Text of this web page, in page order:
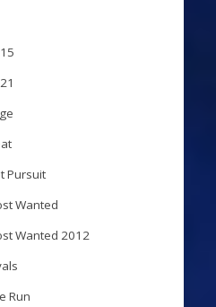
Pursuit
Wanted
Wanted 2012
Run